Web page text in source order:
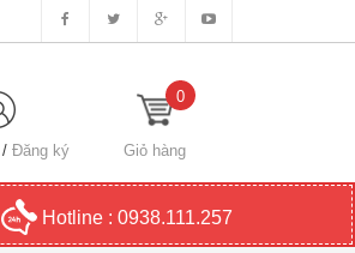
/Đăng ký Giỏ hàng
0
Hotline : 0938.111.257